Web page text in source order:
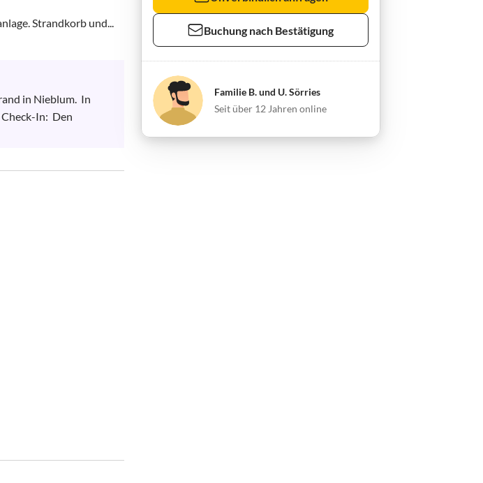
Strandkorb und...
in Nieblum.  In
In:  Den
Buchung nach Bestätigung
Familie B. und U. Sörries
Seit über 12 Jahren online